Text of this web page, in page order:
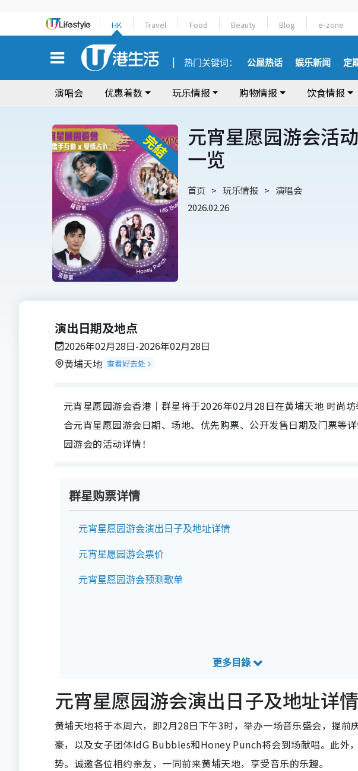
HK Travel Food Beauty Blog e-zone
热门关键词： 公屋热话 娱乐新闻 定
演唱会 优惠着数 玩乐情报 购物情报 饮食情报
元宵星愿园游会活
一览
首页 玩乐情报
演唱会
2026.02.26
演出日期及地点
2026年02月28日-2026年02月28日
黄埔天地 查看好去处
元宵星愿园游会香港｜群星将于2026年02月28日在黄埔天地 时尚
合元宵星愿园游会日期、场地、优先购票、公开发售日期及门票等
园游会的活动详情！
群星购票详情
元宵星愿园游会演出日子及地址详情
元宵星愿园游会票价
元宵星愿园游会预测歌单
元宵星愿园游会演出日子及地址详情
黄埔天地将于本周六，即2月28日下午3时，举办一场音乐盛会，提
豪，以及女子团体IdG Bubbles和Honey Punch将会到场献唱。此外
势。诚邀各位相约亲友，一同前来黄埔天地，享受音乐的乐趣。